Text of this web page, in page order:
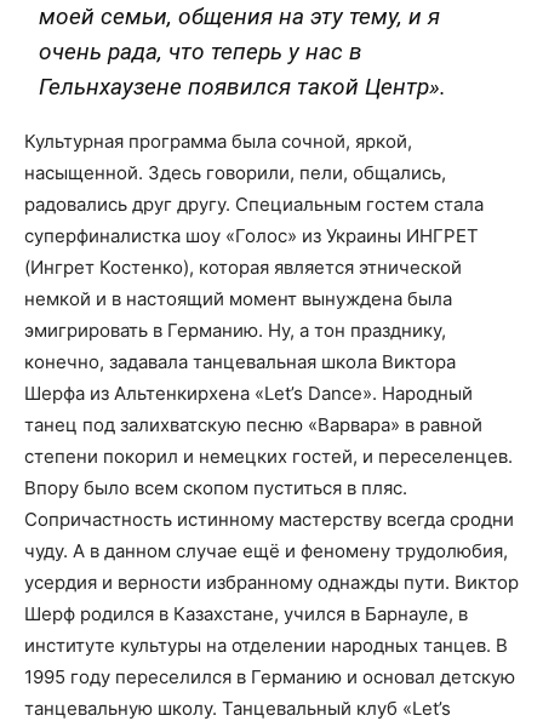
моей семьи, общения на эту тему, и я
очень рада, что теперь у нас в
Гельнхаузене появился такой Центр».
Культурная программа была сочной, яркой,
насыщенной. Здесь говорили, пели, общались,
радовались друг другу. Специальным гостем стала
суперфиналистка шоу «Голос» из Украины ИНГРЕТ
(Ингрет Костенко), которая является этнической
немкой и в настоящий момент вынуждена была
эмигрировать в Германию. Ну, а тон празднику,
конечно, задавала танцевальная школа Виктора
Шерфа из Альтенкирхена «Let’s Dance». Народный
танец под залихватскую песню «Варвара» в равной
степени покорил и немецких гостей, и переселенцев.
Впору было всем скопом пуститься в пляс.
Сопричастность истинному мастерству всегда сродни
чуду. А в данном случае ещё и феномену трудолюбия,
усердия и верности избранному однажды пути. Виктор
Шерф родился в Казахстане, учился в Барнауле, в
институте культуры на отделении народных танцев. В
1995 году переселился в Германию и основал детскую
танцевальную школу. Танцевальный клуб «Let’s